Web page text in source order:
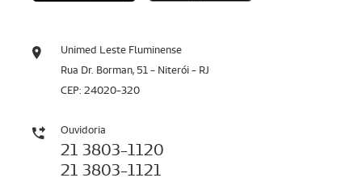
Unimed Leste Fluminense
Rua Dr. Borman, 51 - Niterói - RJ
CEP: 24020-320
Ouvidoria
21 3803-1120
21 3803-1121